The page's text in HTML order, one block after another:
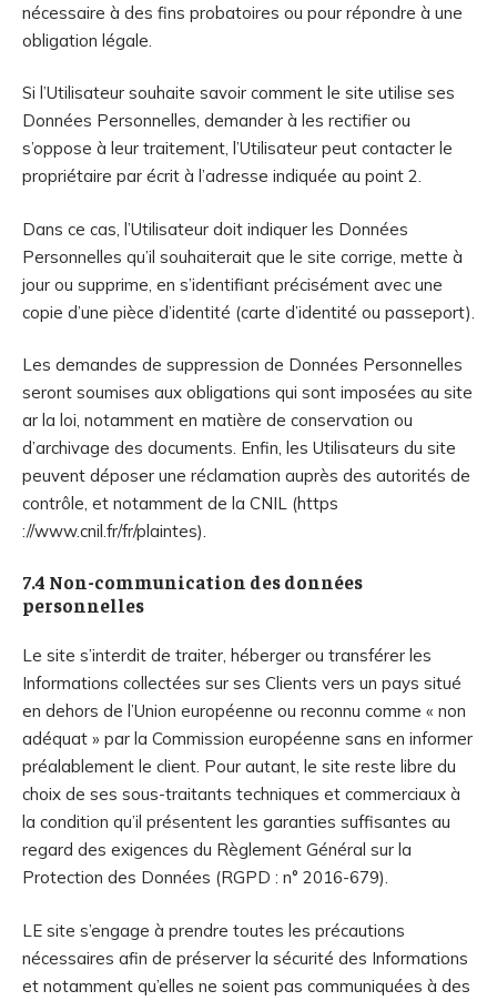
nécessaire à des fins probatoires ou pour répondre à une
obligation légale.
Si l’Utilisateur souhaite savoir comment le site utilise ses
Données Personnelles, demander à les rectifier ou
s’oppose à leur traitement, l’Utilisateur peut contacter le
propriétaire par écrit à l’adresse indiquée au point 2.
Dans ce cas, l’Utilisateur doit indiquer les Données
Personnelles qu’il souhaiterait que le site corrige, mette à
jour ou supprime, en s’identifiant précisément avec une
copie d’une pièce d’identité (carte d’identité ou passeport).
Les demandes de suppression de Données Personnelles
seront soumises aux obligations qui sont imposées au site
ar la loi, notamment en matière de conservation ou
d’archivage des documents. Enfin, les Utilisateurs du site
peuvent déposer une réclamation auprès des autorités de
contrôle, et notamment de la CNIL (https
://www.cnil.fr/fr/plaintes).
7.4 Non-communication des données
personnelles
Le site s’interdit de traiter, héberger ou transférer les
Informations collectées sur ses Clients vers un pays situé
en dehors de l’Union européenne ou reconnu comme « non
adéquat » par la Commission européenne sans en informer
préalablement le client. Pour autant, le site reste libre du
choix de ses sous-traitants techniques et commerciaux à
la condition qu’il présentent les garanties suffisantes au
regard des exigences du Règlement Général sur la
Protection des Données (RGPD : n° 2016-679).
LE site s’engage à prendre toutes les précautions
nécessaires afin de préserver la sécurité des Informations
et notamment qu’elles ne soient pas communiquées à des